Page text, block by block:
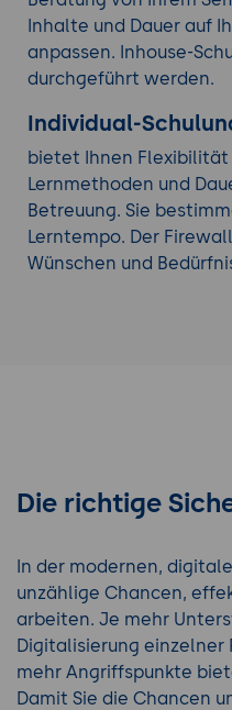
Inhalte und Dauer auf
anpassen. Inhouse-
durchgeführt werden.
Individual-
bietet Ihnen Flexibilität
Lernmethoden und
Betreuung. Sie
Lerntempo. Der
Wünschen und
Die richtige
In der modernen,
unzählige Chancen,
arbeiten. Je mehr
Digitalisierung einzelner
mehr Angriffspunkte
Damit Sie die Chancen